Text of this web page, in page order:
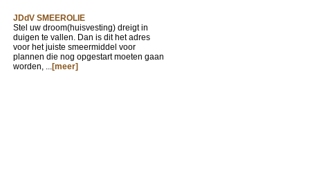
JDdV SMEEROLIE
Stel uw droom(huisvesting) dreigt in
duigen te vallen. Dan is dit het adres
voor het juiste smeermiddel voor
plannen die nog opgestart moeten gaan
worden, ...[meer]